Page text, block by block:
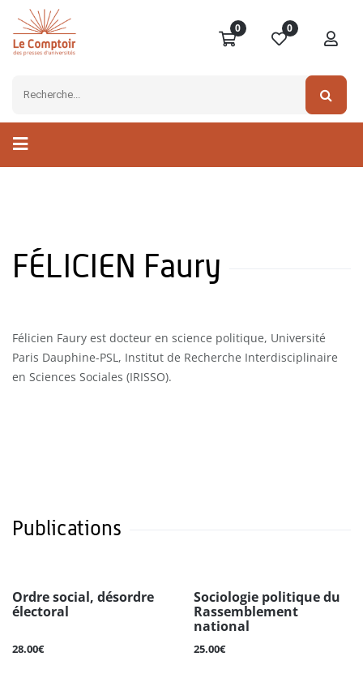
0 0
FÉLICIEN Faury
Félicien Faury est docteur en science politique, Université
Paris Dauphine-PSL, Institut de Recherche Interdisciplinaire
en Sciences Sociales (IRISSO).
Publications
Ordre social, désordre
électoral
28.00€
Sociologie politique du
Rassemblement
national
25.00€